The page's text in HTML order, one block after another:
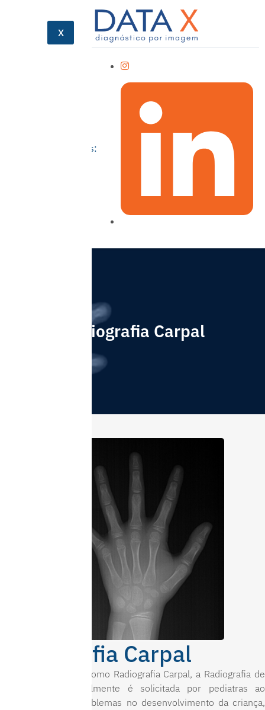
X
Siga-nos:
Radiografia Carpal
Radiografia Carpal
Conhecida também como Radiografia Carpal, a Radiografia de
Mão e Punho geralmente é solicitada por pediatras ao
desconfiarem de problemas no desenvolvimento da criança,